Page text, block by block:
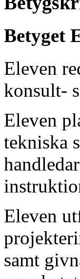
Betyget
Eleven
konsult-
Eleven
tekniska
Eleven
samt